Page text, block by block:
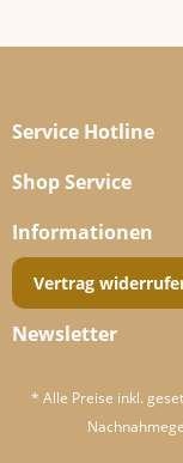
Service Hotline
Shop Service
Informationen
Vertrag
Newsletter
* Alle Preise inkl.